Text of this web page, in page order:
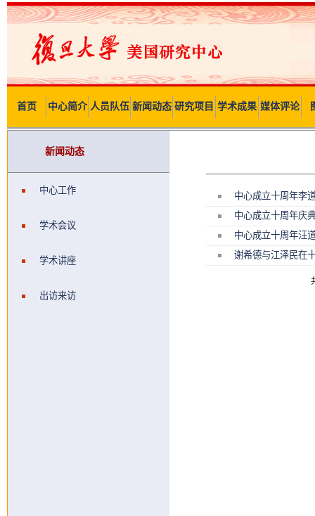
首页 中心简介 人员队伍 新闻动态 研究项目 学术成果 媒体评论
新闻动态
中心工作
学术会议
学术讲座
出访来访
中心成立十周年李
中心成立十周年庆
中心成立十周年汪
谢希德与江泽民在